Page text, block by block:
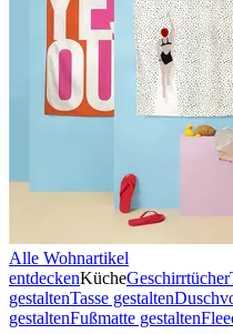
Alle Wohnartikel
entdeckenKücheGeschirrtücher
gestaltenTasse gestalten
gestaltenFußmatte gestalten